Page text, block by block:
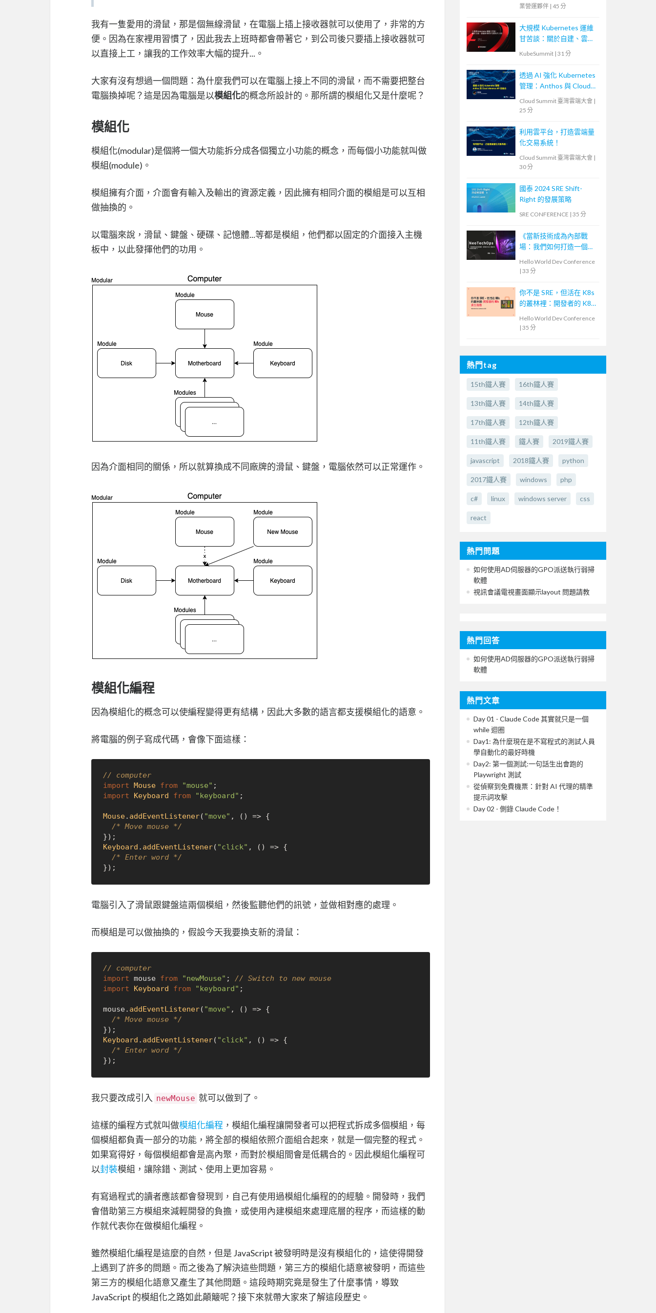
我有一隻愛用的滑鼠，那是個無線滑鼠，在電腦上插上接收器就可以使用了，非常的方
便。因為在家裡用習慣了，因此我去上班時都會帶著它，到公司後只要插上接收器就可
以直接上工，讓我的工作效率大幅的提升...。
大家有沒有想過一個問題：為什麼我們可以在電腦上接上不同的滑鼠，而不需要把整台
電腦換掉呢？這是因為電腦是以模組化的概念所設計的。那所謂的模組化又是什麼呢？
模組化
模組化(modular)是個將一個大功能拆分成各個獨立小功能的概念，而每個小功能就叫做
模組(module)。
模組擁有介面，介面會有輸入及輸出的資源定義，因此擁有相同介面的模組是可以互相
做抽換的。
以電腦來說，滑鼠、鍵盤、硬碟、記憶體...等都是模組，他們都以固定的介面接入主機
板中，以此發揮他們的功用。
因為介面相同的關係，所以就算換成不同廠牌的滑鼠、鍵盤，電腦依然可以正常運作。
模組化編程
因為模組化的概念可以使編程變得更有結構，因此大多數的語言都支援模組化的語意。
將電腦的例子寫成代碼，會像下面這樣：
// computer
import Mouse from "mouse"
import
Keyboard from "keyboard" ;
Mouse. addEventListener( "move" , () => {
/* Move mouse */
Keyboard . addEventListener( "click" , () => {
/* Enter word */
電腦引入了滑鼠跟鍵盤這兩個模組，然後監聽他們的訊號，並做相對應的處理。
而模組是可以做抽換的，假設今天我要換支新的滑鼠：
// computer
import mouse from "newMouse" ; // Switch to new mouse
import
Keyboard from "keyboard" ;
mouse. addEventListener( "move" , () => {
/* Move mouse */
Keyboard . addEventListener( "click" , () => {
/* Enter word */
我只要改成引入 newMouse 就可以做到了。
這樣的編程方式就叫做模組化編程 ，模組化編程讓開發者可以把程式拆成多個模組，每
個模組都負責一部分的功能，將全部的模組依照介面組合起來，就是一個完整的程式。
如果寫得好，每個模組都會是高內聚，而對於模組間會是低耦合的。因此模組化編程可
以封裝模組，讓除錯、測試、使用上更加容易。
有寫過程式的讀者應該都會發現到，自己有使用過模組化編程的的經驗。開發時，我們
會借助第三方模組來減輕開發的負擔，或使用內建模組來處理底層的程序，而這樣的動
作就代表你在做模組化編程。
雖然模組化編程是這麼的自然，但是 JavaScript 被發明時是沒有模組化的，這使得開發
上遇到了許多的問題。而之後為了解決這些問題，第三方的模組化語意被發明，而這些
第三方的模組化語意又產生了其他問題。這段時期究竟是發生了什麼事情，導致
JavaScript 的模組化之路如此顛簸呢？接下來就帶大家來了解這段歷史。
業營運夥伴 | 45 分
大規模 Kubernetes 運維
甘苦談：關於自建、雲端
和 CI/CD 的那些大小事
KubeSummit | 31 分
透過 AI 強化 Kubernetes
管理：Anthos 與 Cloud
Inference API 的結合
Cloud Summit 臺灣雲端大會 |
25 分
利用雲平台，打造雲端量
化交易系統！
Cloud Summit 臺灣雲端大會 |
30 分
國泰 2024 SRE Shift-
Right 的發展策略
SRE CONFERENCE | 35 分
《當新技術成為內部戰
場：我們如何打造一個能
NeoTech Ops
Hello World Dev Conference
| 33 分
你不是 SRE，但活在 K8s
的叢林裡：開發者的 K8s
Hello World Dev Conference
| 35 分
熱門tag
15th鐵人賽 16th鐵人賽
13th鐵人賽 14th鐵人賽
17th鐵人賽 12th鐵人賽
11th鐵人賽 鐵人賽 2019鐵人賽
javascript 2018鐵人賽 python
2017鐵人賽 windows php
c# linux windows server css
react
熱門問題
如何使用AD伺服器的GPO派送執行弱掃
軟體
視訊會議電視畫面顯示layout 問題請教
熱門回答
如何使用AD伺服器的GPO派送執行弱掃
軟體
熱門文章
Day 01 - Claude Code 其實就只是一個
while 迴圈
Day1: 為什麼現在是不寫程式的測試人員
學自動化的最好時機
Day2: 第一個測試:一句話生出會跑的
Playwright 測試
從偵察到免費機票：針對 AI 代理的精準
提示詞攻擊
Day 02 - 側錄 Claude Code！